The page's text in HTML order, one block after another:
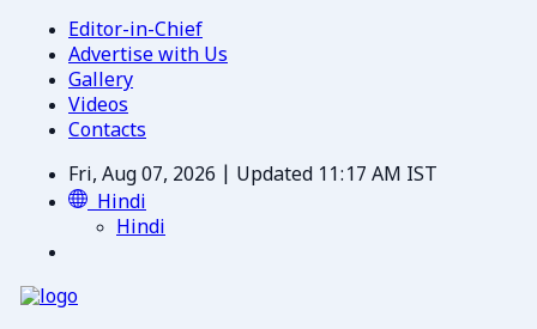
Editor-in-Chief
Advertise with Us
Gallery
Videos
Contacts
Fri, Aug 07, 2026 | Updated 11:17 AM IST
Hindi
Hindi